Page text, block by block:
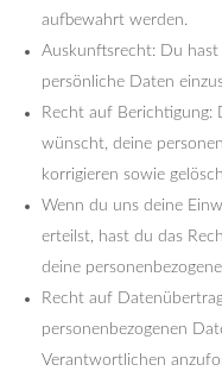
aufbewahrt werden.
Auskunftsrecht: Du
persönliche Daten
Recht auf Berichtigung:
wünscht, deine
korrigieren sowie
Wenn du uns deine
erteilst, hast du das
deine
Recht auf
personenbezogenen
Verantwortlichen